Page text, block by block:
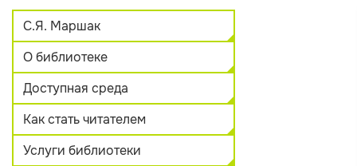
С.Я. Маршак
О библиотеке
Доступная среда
Как стать читателем
Услуги библиотеки